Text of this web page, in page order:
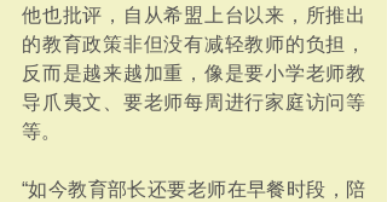
他也批评，自从希盟上台以来，所推出
的教育政策非但没有减轻教师的负担，
反而是越来越加重，像是要小学老师教
导爪夷文、要老师每周进行家庭访问等
等。
“如今教育部长还要老师在早餐时段，陪